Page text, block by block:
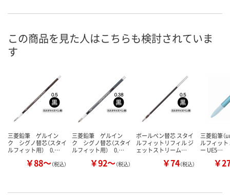
この商品を見た人はこちらも検討されていま
す
三菱鉛筆 ゲルイン
ク シグノ替芯（スタイ
ルフィット用） 0.…
￥88～（税込）
三菱鉛筆 ゲルイン
ク シグノ替芯（スタイ
ルフィット用） 0.…
￥92～（税込）
ボールペン替芯 スタイ
ルフィットリフィル ジ
ェットストリーム…
￥74（税込）
三菱鉛筆（
ルフィッ
ー UE5…
￥